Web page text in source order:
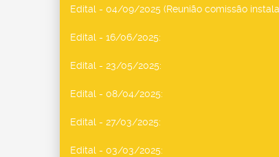
Edital - 04/09/2025 (Reunião comissão
Edital - 16/06/2025:
Edital - 23/05/2025:
Edital - 08/04/2025:
Edital - 27/03/2025:
Edital - 03/03/2025: